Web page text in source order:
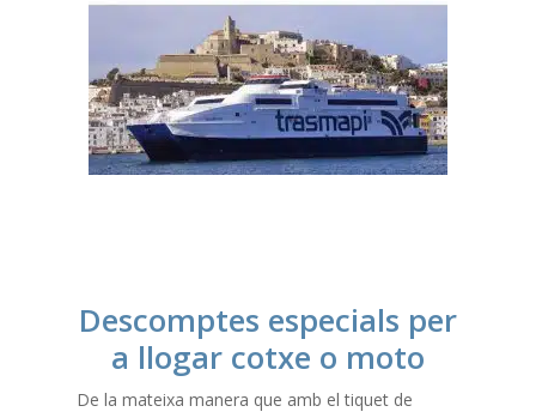
Descomptes especials per
a llogar cotxe o moto
De la mateixa manera que amb el tiquet de